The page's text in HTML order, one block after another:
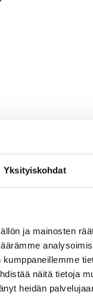
Yksityiskohdat
ja mainosten
näitä tietoja
heidän